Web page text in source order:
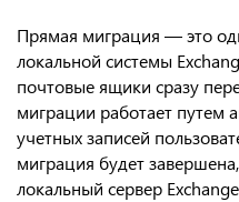
Прямая миграция — это
локальной системы
почтовые ящики сразу
миграции работает путем
учетных записей
миграция будет
локальный сервер